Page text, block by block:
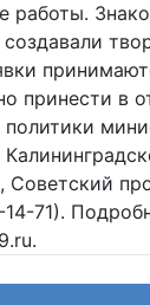
работы.
принести в
Советский
14-71).